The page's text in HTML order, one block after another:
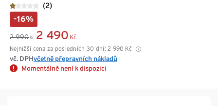
(2)
-16%
2 990 Kč 2 490 Kč
Nejnižší cena za posledních 30 dní: 2 990 Kč
vč. DPHvčetně přepravních nákladů
Momentálně není k dispozici